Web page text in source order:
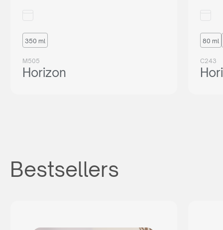
350 ml
M505
Horizon
80 ml
C243
Bestsellers